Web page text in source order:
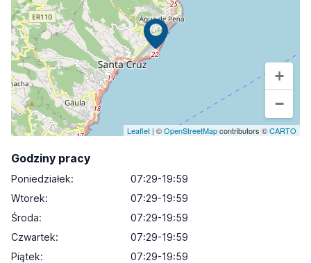
+
−
Leaflet | ©OpenStreetMapcontributors ©CARTO
Godziny pracy
Poniedziałek:
07:29-19:59
Wtorek:
07:29-19:59
Środa:
07:29-19:59
Czwartek:
07:29-19:59
Piątek:
07:29-19:59